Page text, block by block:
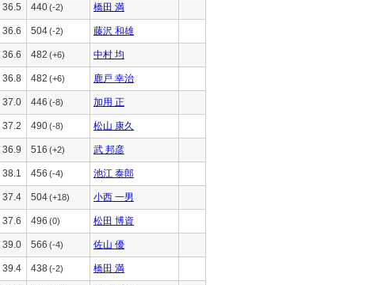
36.5 440(-2) 橋田 満
36.6 504(-2) 藤沢 和雄
36.6 482 (+6) 中村 均
36.8 482 (+6) 鹿戸 幸治
37.0 446 (-8) 加用 正
37.2 490(-8) 松山 康久
36.9 516 (+2) 武 邦彦
38.1 456 (-4) 池江 泰郎
37.4 504(+18) 小西 一男
37.6 496 (0) 松田 博資
39.0 566 (-4) 佐山 優
39.4 438(-2) 橋田 満